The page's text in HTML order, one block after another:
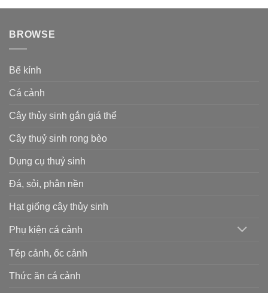
BROWSE
Bể kính
Cá cảnh
Cây thủy sinh gắn giá thể
Cây thuỷ sinh rong bèo
Dụng cụ thuỷ sinh
Đá, sỏi, phân nền
Hạt giống cây thủy sinh
Phụ kiện cá cảnh
Tép cảnh, ốc cảnh
Thức ăn cá cảnh